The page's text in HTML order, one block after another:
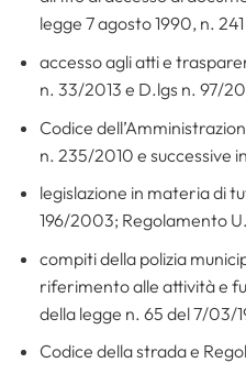
legge 7 agosto 1990, n. 241
accesso agli atti e
n. 33/2013 e D.lgs n. 97/
Codice
n. 235/2010 e successive
legislazione in materia di
196/2003; Regolamento
compiti della polizia
riferimento alle attività e
della legge n. 65 del 7/03/
Codice della strada e